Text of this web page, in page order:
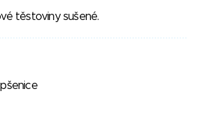
těstoviny sušené.